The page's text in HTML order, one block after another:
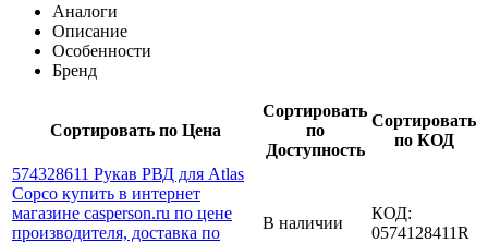
Аналоги
Описание
Особенности
Бренд
Сортировать по Цена
Сортировать
по
Доступность
Сортировать
по КОД
В наличии
КОД:
0574128411R